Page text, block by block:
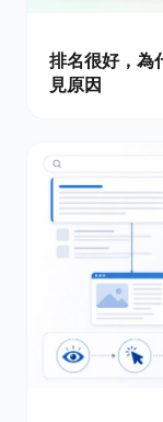
排名很好，為
見原因